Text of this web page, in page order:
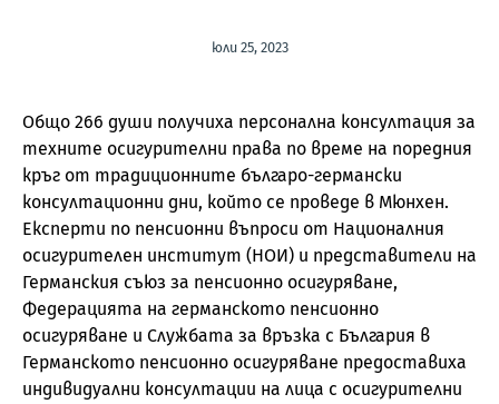
юли 25, 2023
Общо 266 души получиха персонална консултация за
техните осигурителни права по време на поредния
кръг от традиционните българо-германски
консултационни дни, който се проведе в Мюнхен.
Експерти по пенсионни въпроси от Националния
осигурителен институт (НОИ) и представители на
Германския съюз за пенсионно осигуряване,
Федерацията на германското пенсионно
осигуряване и Службата за връзка с България в
Германското пенсионно осигуряване предоставиха
индивидуални консултации на лица с осигурителни